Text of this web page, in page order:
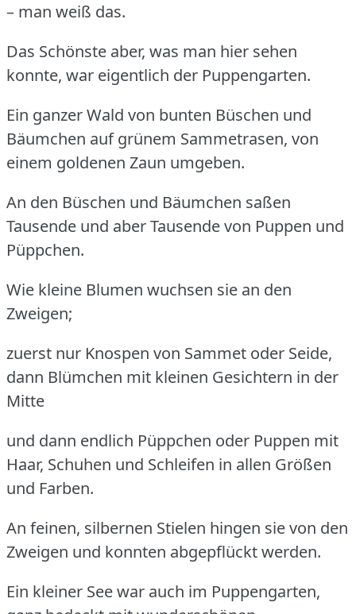
– man weiß das.
Das Schönste aber, was man hier sehen
konnte, war eigentlich der Puppengarten.
Ein ganzer Wald von bunten Büschen und
Bäumchen auf grünem Sammetrasen, von
einem goldenen Zaun umgeben.
An den Büschen und Bäumchen saßen
Tausende und aber Tausende von Puppen und
Püppchen.
Wie kleine Blumen wuchsen sie an den
Zweigen;
zuerst nur Knospen von Sammet oder Seide,
dann Blümchen mit kleinen Gesichtern in der
Mitte
und dann endlich Püppchen oder Puppen mit
Haar, Schuhen und Schleifen in allen Größen
und Farben.
An feinen, silbernen Stielen hingen sie von den
Zweigen und konnten abgepflückt werden.
Ein kleiner See war auch im Puppengarten,